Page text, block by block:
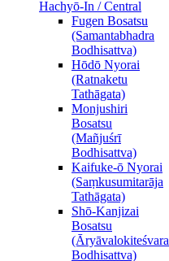
Hachyō-In / Central
Fugen Bosatsu
(Samantabhadra
Bodhisattva)
Hōdō Nyorai
(Ratnaketu
Tathāgata)
Monjushiri
Bosatsu
(Mañjuśrī
Bodhisattva)
Kaifuke-ō Nyorai
(Saṃkusumitarāja
Tathāgata)
Shō-Kanjizai
Bosatsu
(Āryāvalokiteśvara
Bodhisattva)